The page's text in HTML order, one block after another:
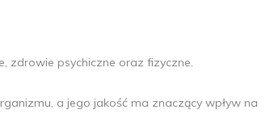
zdrowie psychiczne oraz fizyczne.
a jego jakość ma znaczący wpływ na